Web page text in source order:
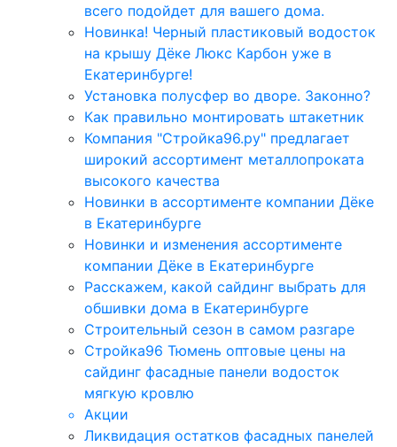
всего подойдет для вашего дома.
Новинка! Черный пластиковый водосток
на крышу Дёке Люкс Карбон уже в
Екатеринбурге!
Установка полусфер во дворе. Законно?
Как правильно монтировать штакетник
Компания "Стройка96.ру" предлагает
широкий ассортимент металлопроката
высокого качества
Новинки в ассортименте компании Дёке
в Екатеринбурге
Новинки и изменения ассортименте
компании Дёке в Екатеринбурге
Расскажем, какой сайдинг выбрать для
обшивки дома в Екатеринбурге
Строительный сезон в самом разгаре
Стройка96 Тюмень оптовые цены на
сайдинг фасадные панели водосток
мягкую кровлю
Акции
Ликвидация остатков фасадных панелей